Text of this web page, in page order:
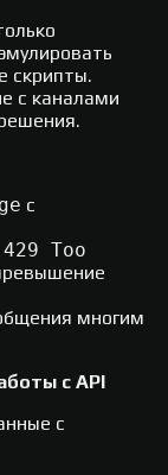
скрипты.
с каналами
с
429 Too
многим
с API
с